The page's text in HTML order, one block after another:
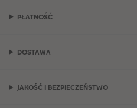
PŁATNOŚĆ
DOSTAWA
JAKOŚĆ I BEZPIECZEŃSTWO